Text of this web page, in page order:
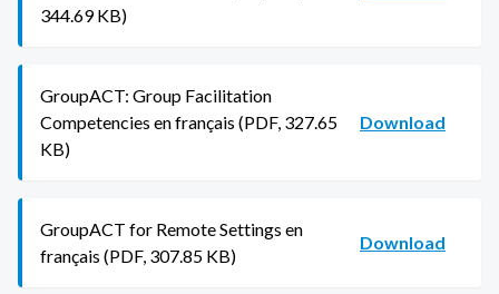
344.69 KB)
GroupACT: Group Facilitation
Competencies en français (PDF, 327.65
KB)
Download
GroupACT for Remote Settings en
français (PDF, 307.85 KB)
Download